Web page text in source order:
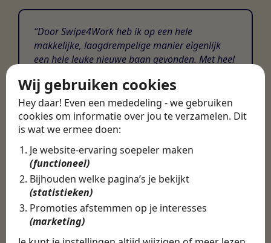
Wij gebruiken cookies
Hey daar! Even een mededeling - we gebruiken
cookies om informatie over jou te verzamelen. Dit
is wat we ermee doen:
Je website-ervaring soepeler maken
(functioneel)
Bijhouden welke pagina’s je bekijkt
(statistieken)
Promoties afstemmen op je interesses
(marketing)
Door Swipe4Work heb ik op een hele
makkelijke, laagdrempelige manier eigenlijk
een hele leuke nieuwe baan gevonden. Met heel
Martijn
Certinia Consultant